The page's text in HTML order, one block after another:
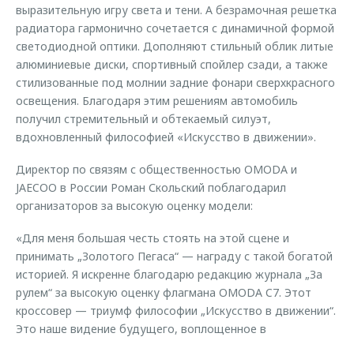
выразительную игру света и тени. А безрамочная решетка
радиатора гармонично сочетается с динамичной формой
светодиодной оптики. Дополняют стильный облик литые
алюминиевые диски, спортивный спойлер сзади, а также
стилизованные под молнии задние фонари сверхкрасного
освещения. Благодаря этим решениям автомобиль
получил стремительный и обтекаемый силуэт,
вдохновленный философией «Искусство в движении».
Директор по связям с общественностью OMODA и
JAECOO в России Роман Скольский поблагодарил
организаторов за высокую оценку модели:
«Для меня большая честь стоять на этой сцене и
принимать „Золотого Пегаса“ — награду с такой богатой
историей. Я искренне благодарю редакцию журнала „За
рулем“ за высокую оценку флагмана OMODA C7. Этот
кроссовер — триумф философии „Искусство в движении“.
Это наше видение будущего, воплощенное в